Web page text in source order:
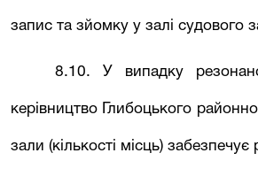
запис та зйомку у залі судового
8.10. У випадку
керівництво Глибоцького
зали (кількості місць)